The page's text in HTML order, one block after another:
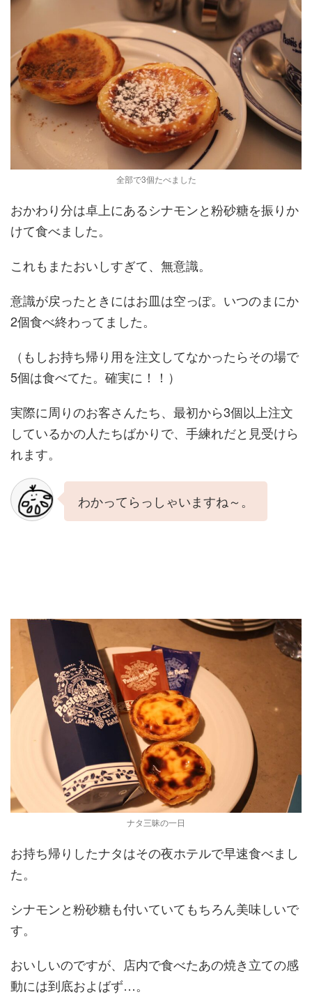
全部で3個たべました
おかわり分は卓上にあるシナモンと粉砂糖を振りか
けて食べました。
これもまたおいしすぎて、無意識。
意識が戻ったときにはお皿は空っぽ。いつのまにか
2個食べ終わってました。
（もしお持ち帰り用を注文してなかったらその場で
5個は食べてた。確実に！！）
実際に周りのお客さんたち、最初から3個以上注文
しているかの人たちばかりで、手練れだと見受けら
れます。
わかってらっしゃいますね～。
ナタ三昧の一日
お持ち帰りしたナタはその夜ホテルで早速食べまし
た。
シナモンと粉砂糖も付いていてもちろん美味しいで
す。
おいしいのですが、店内で食べたあの焼き立ての感
動には到底およばず…。